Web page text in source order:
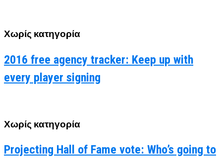
Χωρίς κατηγορία
2016 free agency tracker: Keep up with
every player signing
Χωρίς κατηγορία
Projecting Hall of Fame vote: Who’s going to